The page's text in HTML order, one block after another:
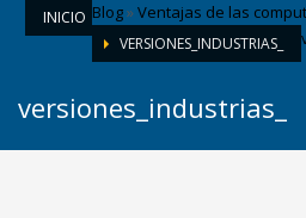
INICIO Blog»Ventajas de las
VERSIONES_INDUSTRIAS_
versiones_industrias_